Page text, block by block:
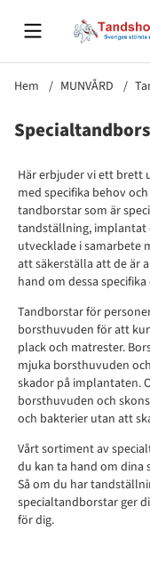
Hem MUNVÅRD
Här erbjuder vi ett brett
med specifika behov
tandborstar som är
tandställning, implantat
utvecklade i samarbete
att säkerställa att de är
hand om dessa
Tandborstar för
borsthuvuden för att
plack och matrester.
mjuka borsthuvuden
skador på implantaten.
borsthuvuden och
och bakterier utan att
Vårt sortiment av
du kan ta hand om dina
Så om du har
specialtandborstar ger
för dig.